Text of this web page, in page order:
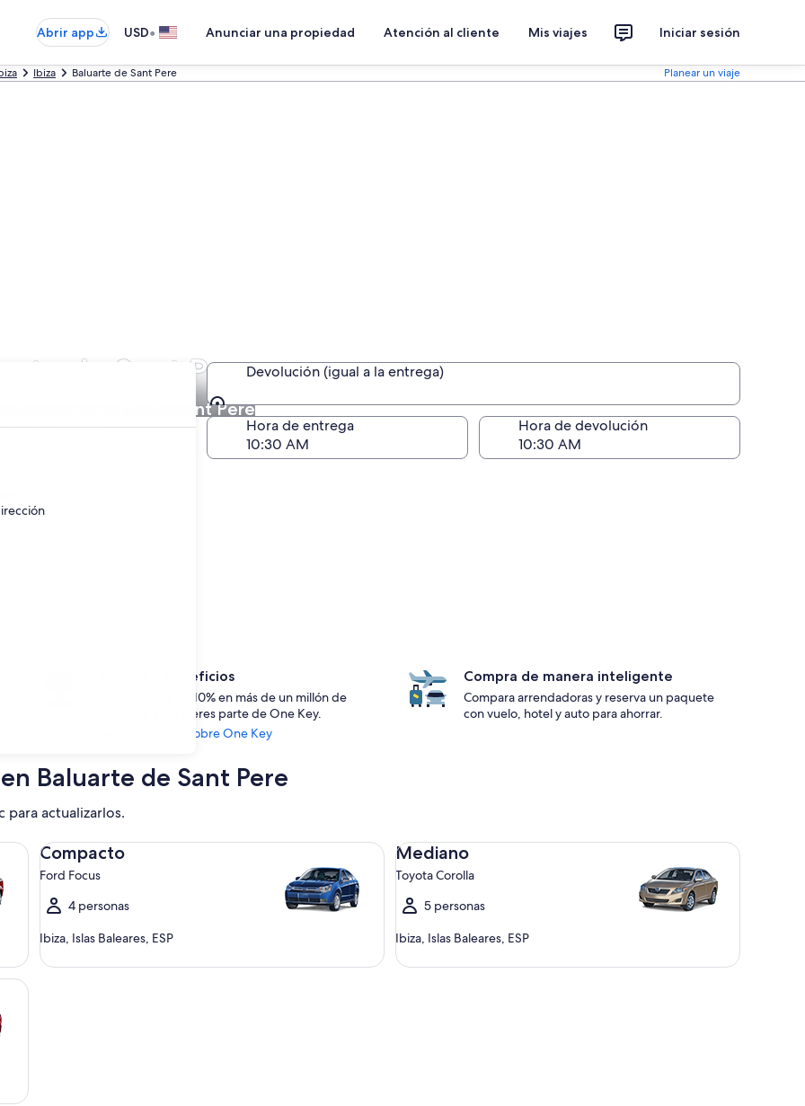
Abrir app USD• Anunciar una propiedad Atención al cliente Mis viajes Iniciar sesión
Ibiza Baluarte de Sant Pere Planear un viaje
de Sant Pere
en Baluarte de Sant Pere
Devolución (igual a la entrega)
Devolución (igual a la entrega)
de devolución
Hora de entrega Hora de devolución
Accede a beneficios
Ahorra desde un 10% en más de un millón de
rentas de auto si eres parte de One Key.
Ver información sobre One Key
Compra de manera inteligente
Compara arrendadoras y reserva un paquete
con vuelo, hotel y auto para ahorrar.
Baluarte de Sant Pere
para actualizarlos.
Compacto
Ford Focus
4 personas
Ibiza, Islas Baleares, ESP
Compacto Ford Focus
Mediano
Toyota Corolla
5 personas
Ibiza, Islas Baleares, ESP
Mediano Toyota Corolla